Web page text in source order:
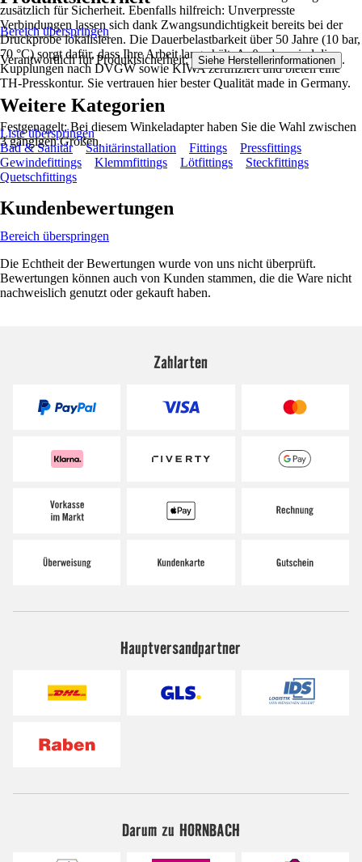
zusätzlich für Sicherheit. Ebenfalls hilfreich: Unverpresste
Verbindungen lassen sich dank Zwangsundichtigkeit bereits bei der
Druckprobe lokalisieren. Die Dauerbelastbarkeit über 50 Jahre (10 bar,
70 °C) sorgt dafür, dass Ihre Arbeit lange hält. Außerdem sind die
Kupplungen nach DVGW sowie KIWA zertifiziert und bieten eine
TH-Presskontur. Sie vertrauen hier bester Qualität made in Germany.
Festgenagelt: Bei diesem Winkeladapter haben Sie die Wahl zwischen
3 gängigen Größen.
Bereich überspringen
Verantwortlich für Produktsicherheit: Siehe Herstellerinformationen .
Weitere Kategorien
Liste überspringen
Bad & Sanitär
Sanitärinstallation Fittings
Pressfittings
Gewindefittings
Klemmfittings Lötfittings
Steckfittings
Quetschfittings
Kundenbewertungen
Bereich überspringen
Die Echtheit der Bewertungen wurde von uns nicht überprüft.
Bewertungen können auch von Kunden stammen, die die Ware nicht
nachweislich genutzt oder gekauft haben.
Zahlarten
Hauptversandpartner
Darum zu HORNBACH